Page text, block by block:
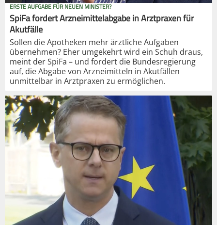
ERSTE AUFGABE FÜR NEUEN MINISTER?
SpiFa fordert Arzneimittelabgabe in Arztpraxen für
Akutfälle
Sollen die Apotheken mehr ärztliche Aufgaben
übernehmen? Eher umgekehrt wird ein Schuh draus,
meint der SpiFa – und fordert die Bundesregierung
auf, die Abgabe von Arzneimitteln in Akutfällen
unmittelbar in Arztpraxen zu ermöglichen.